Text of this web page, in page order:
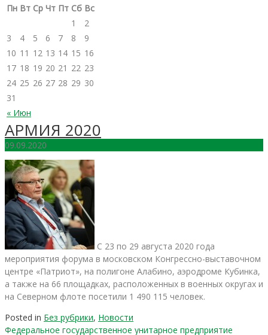
Пн Вт Ср Чт Пт Сб Вс
« Июн
1
2
3
4 5 6 7 8
9
10 11 12 13 14 15 16
17 18 19 20 21 22 23
24 25 26 27 28 29 30
31
АРМИЯ 2020
09.09.2020
С 23 по 29 августа 2020 года
мероприятия форума в московском Конгрессно-выставочном
центре «Патриот», на полигоне Алабино, аэродроме Кубинка,
а также на 66 площадках, расположенных в военных округах и
на Северном флоте посетили 1 490 115 человек.
Posted in Без рубрики, Новости
Федеральное государственное унитарное предприятие